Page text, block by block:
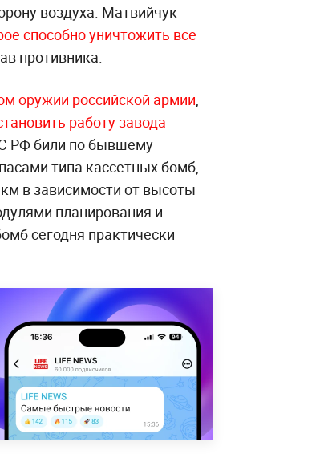
воздуха. Матвийчук
способно уничтожить всё
противника.
оружии российской армии,
работу завода
РФ били по бывшему
типа кассетных бомб,
в зависимости от высоты
планирования и
сегодня практически